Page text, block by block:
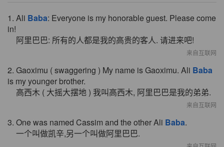
1. Ali Baba: Everyone is my honorable guest. Please come
in!
阿里巴巴: 所有的人都是我的高贵的客人. 请进来吧!
来自互联网
2. Gaoximu ( swaggering ) My name is Gaoximu. Ali Baba
is my younger brother.
高西木 ( 大摇大摆地 ) 我叫高西木, 阿里巴巴是我的弟弟.
来自互联网
3. One was named Cassim and the other Ali Baba.
一个叫做凯辛,另一个叫做阿里巴巴.